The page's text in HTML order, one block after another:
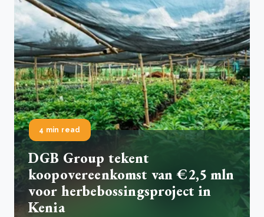
4 min read
DGB Group tekent
koopovereenkomst van €2,5 mln
voor herbebossingsproject in
Kenia